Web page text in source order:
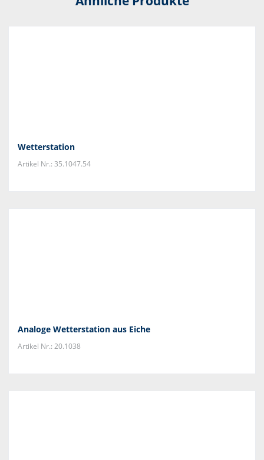
Wetterstation
Artikel Nr.: 35.1047.54
Analoge Wetterstation aus Eiche
Artikel Nr.: 20.1038